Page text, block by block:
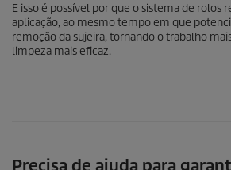
E isso é possível por que o sistema de rolos
aplicação, ao mesmo tempo em que
remoção da sujeira, tornando o trabalho
limpeza mais eficaz.
Precisa de ajuda para